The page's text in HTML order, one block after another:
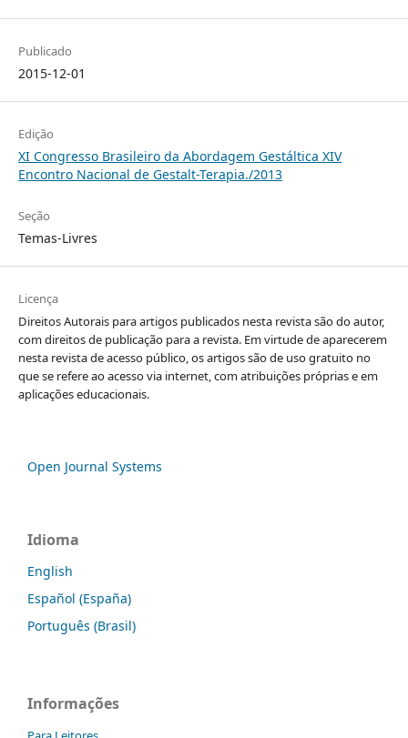
Publicado
2015-12-01
Edição
XI Congresso Brasileiro da Abordagem Gestáltica XIV
Encontro Nacional de Gestalt-Terapia./2013
Seção
Temas-Livres
Licença
Direitos Autorais para artigos publicados nesta revista são do autor,
com direitos de publicação para a revista. Em virtude de aparecerem
nesta revista de acesso público, os artigos são de uso gratuito no
que se refere ao acesso via internet, com atribuições próprias e em
aplicações educacionais.
Open Journal Systems
Idioma
English
Español (España)
Português (Brasil)
Informações